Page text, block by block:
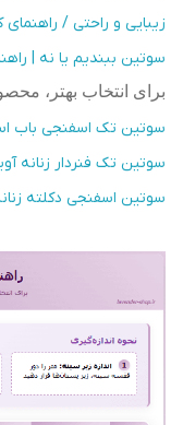
زیبایی و راحتی / راهنمای
سوتین ببندیم یا نه |
برای انتخاب بهتر،
سوتین تک اسفنجی باب
سوتین تک فنردار زنانه
سوتین اسفنجی دکلته